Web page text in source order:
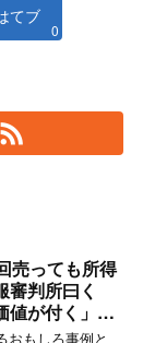
てブ
0
売っても所得
審判所曰く
値が付く」そ
おもしろ事例と